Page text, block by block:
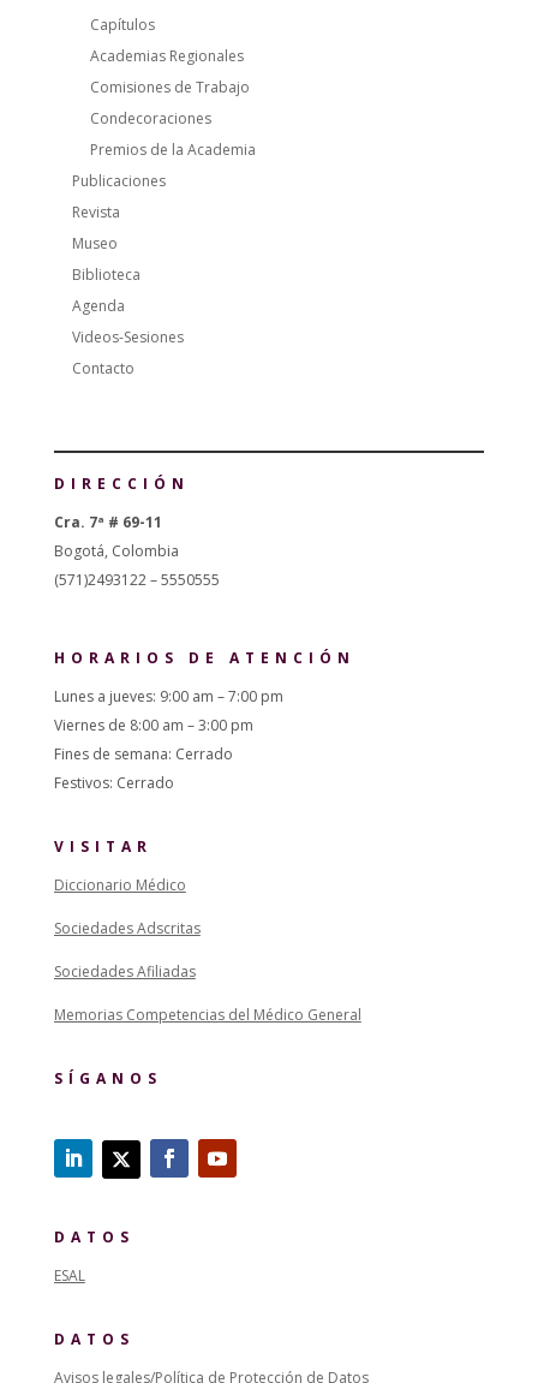
Capítulos
Academias Regionales
Comisiones de Trabajo
Condecoraciones
Premios de la Academia
Publicaciones
Revista
Museo
Biblioteca
Agenda
Videos-Sesiones
Contacto
DIRECCIÓN
Cra. 7ª # 69-11
Bogotá, Colombia
(571)2493122 – 5550555
HORARIOS DE ATENCIÓN
Lunes a jueves: 9:00 am – 7:00 pm
Viernes de 8:00 am – 3:00 pm
Fines de semana: Cerrado
Festivos: Cerrado
VISITAR
Diccionario Médico
Sociedades Adscritas
Sociedades Afiliadas
Memorias Competencias del Médico General
SÍGANOS
DATOS
ESAL
DATOS
Avisos legales/Política de Protección de Datos